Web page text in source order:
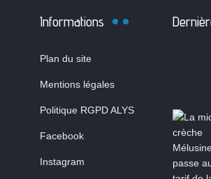
Informations
Plan du site
Mentions légales
Politique RGPD ALYS
Facebook
Instagram